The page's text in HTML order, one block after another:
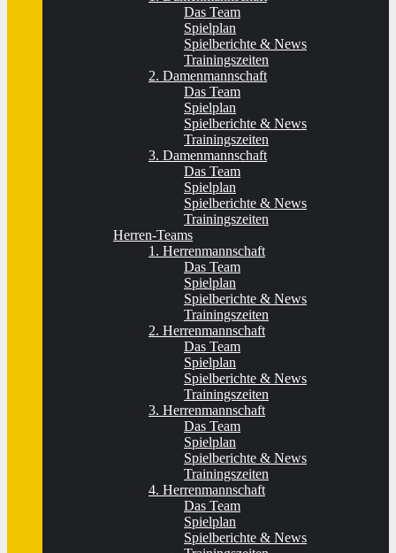
Das Team
Spielplan
Spielberichte & News
Trainingszeiten
2. Damenmannschaft
Das Team
Spielplan
Spielberichte & News
Trainingszeiten
3. Damenmannschaft
Das Team
Spielplan
Spielberichte & News
Trainingszeiten
Herren-Teams
1. Herrenmannschaft
Das Team
Spielplan
Spielberichte & News
Trainingszeiten
2. Herrenmannschaft
Das Team
Spielplan
Spielberichte & News
Trainingszeiten
3. Herrenmannschaft
Das Team
Spielplan
Spielberichte & News
Trainingszeiten
4. Herrenmannschaft
Das Team
Spielplan
Spielberichte & News